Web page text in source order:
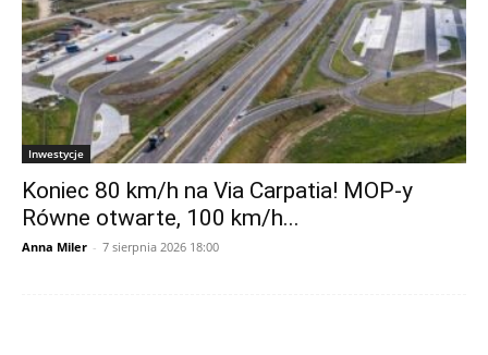
Inwestycje
Koniec 80 km/h na Via Carpatia! MOP-y
Równe otwarte, 100 km/h...
Anna Miler - 7 sierpnia 2026 18:00